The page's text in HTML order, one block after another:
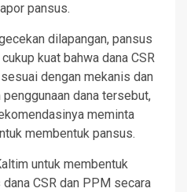
pansus.
dilapangan, pansus
kuat bahwa dana CSR
dengan mekanis dan
dana tersebut,
meminta
membentuk pansus.
untuk membentuk
CSR dan PPM secara